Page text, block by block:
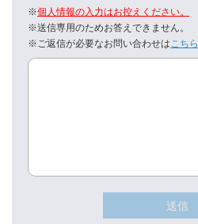
※個人情報の入力はお控えください。
※送信専用のためお答えできません。
※ご返信が必要なお問い合わせはこちら
送信